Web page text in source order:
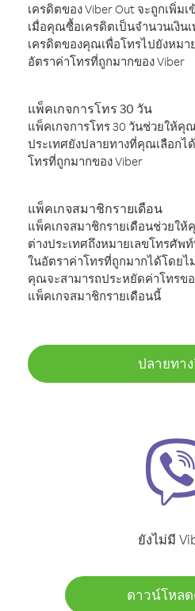
เครดิตของ Viber Out จะถูกเพิ่ม
เมื่อคุณซื้อเครดิตเป็นจำนวนเงิน
เครดิตของคุณเพื่อโทรไปยังหมา
อัตราค่าโทรที่ถูกมากของ Viber
แพ็คเกจการโทร 30 วัน
แพ็คเกจการโทร 30 วันช่วยให้คุ
ประเทศยังปลายทางที่คุณเลือกไ
โทรที่ถูกมากของ Viber
แพ็คเกจสมาชิกรายเดือน
แพ็คเกจสมาชิกรายเดือนช่วยใ
ต่างประเทศถึงหมายเลขโทรศั
ในอัตราค่าโทรที่ถูกมากได้โดย
คุณจะสามารถประหยัดค่าโทรข
แพ็คเกจสมาชิกรายเดือนนี้
ปลายทา
ยังไม่มี
ดาวน์โหล